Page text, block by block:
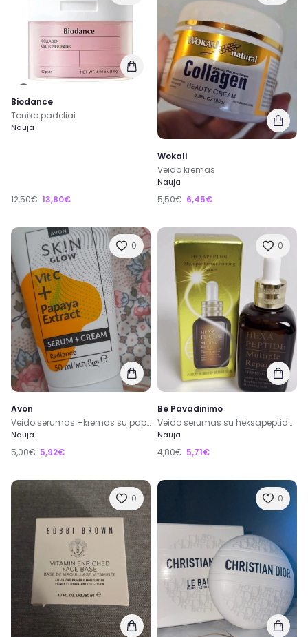
Biodance
Toniko padeliai
Nauja
12,50€ 13,80€
Wokali
Veido kremas
Nauja
5,50€ 6,45€
0
Avon
Veido serumas +kremas su papajos ekstraktu 5 eur, Šiauliai
Nauja
5,00€ 5,92€
0
Be Pavadinimo
Veido serumas su heksapeptidais
Nauja
4,80€ 5,71€
0 0